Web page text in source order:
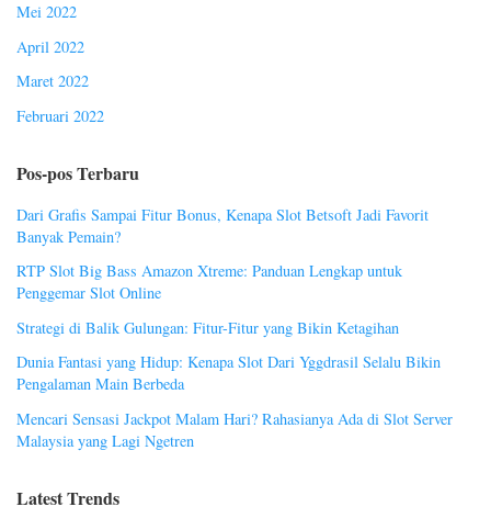
Mei 2022
April 2022
Maret 2022
Februari 2022
Pos-pos Terbaru
Dari Grafis Sampai Fitur Bonus, Kenapa Slot Betsoft Jadi Favorit
Banyak Pemain?
RTP Slot Big Bass Amazon Xtreme: Panduan Lengkap untuk
Penggemar Slot Online
Strategi di Balik Gulungan: Fitur-Fitur yang Bikin Ketagihan
Dunia Fantasi yang Hidup: Kenapa Slot Dari Yggdrasil Selalu Bikin
Pengalaman Main Berbeda
Mencari Sensasi Jackpot Malam Hari? Rahasianya Ada di Slot Server
Malaysia yang Lagi Ngetren
Latest Trends